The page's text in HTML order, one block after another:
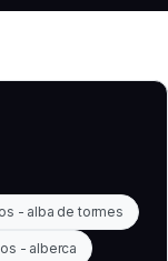
- alba de tormes
- alberca